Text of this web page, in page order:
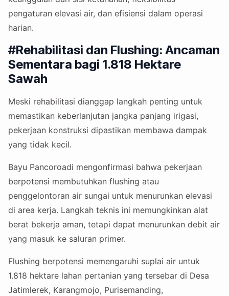
pengaturan elevasi air, dan efisiensi dalam operasi
harian.
#Rehabilitasi dan Flushing: Ancaman
Sementara bagi 1.818 Hektare
Sawah
Meski rehabilitasi dianggap langkah penting untuk
memastikan keberlanjutan jangka panjang irigasi,
pekerjaan konstruksi dipastikan membawa dampak
yang tidak kecil.
Bayu Pancoroadi mengonfirmasi bahwa pekerjaan
berpotensi membutuhkan flushing atau
penggelontoran air sungai untuk menurunkan elevasi
di area kerja. Langkah teknis ini memungkinkan alat
berat bekerja aman, tetapi dapat menurunkan debit air
yang masuk ke saluran primer.
Flushing berpotensi memengaruhi suplai air untuk
1.818 hektare lahan pertanian yang tersebar di Desa
Jatimlerek, Karangmojo, Purisemanding,